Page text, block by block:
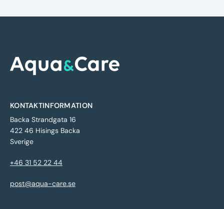
KONTAKTINFORMATION
Backa Strandgata 16
422 46 Hisings Backa
Sverige
+46 31 52 22 44
post@aqua-care.se